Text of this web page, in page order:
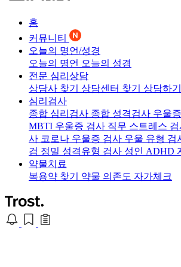
홈
커뮤니티
오늘의 명언/성경
오늘의 명언 오늘의 성경
전문 심리상담
상담사 찾기 상담센터 찾기 상담하기
심리검사
종합 심리검사 종합 성격검사 우울
MBTI 우울증 검사 직무 스트레스
사 코로나 우울증 검사 우울 유형 검
검 정밀 성격유형 검사 성인 ADHD
약물치료
복용약 찾기 약물 의존도 자가체크